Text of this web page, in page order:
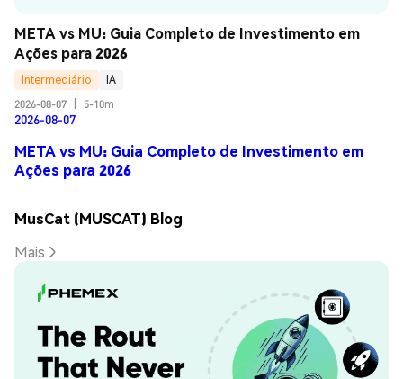
META vs MU: Guia Completo de Investimento em
Ações para 2026
Intermediário
IA
2026-08-07
5-10m
2026-08-07
META vs MU: Guia Completo de Investimento em
Ações para 2026
MusCat (MUSCAT) Blog
Mais